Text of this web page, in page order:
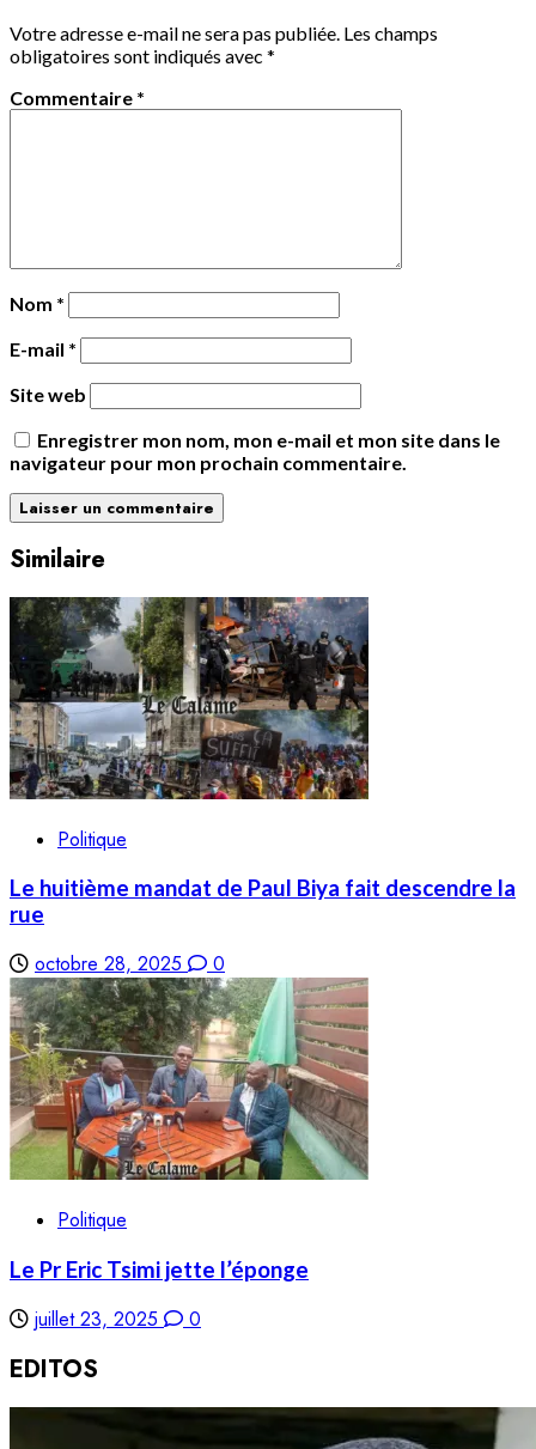
Votre adresse e-mail ne sera pas publiée. Les champs
obligatoires sont indiqués avec *
Commentaire *
Nom *
E-mail *
Site web
Enregistrer mon nom, mon e-mail et mon site dans le
navigateur pour mon prochain commentaire.
Similaire
Politique
Le huitième mandat de Paul Biya fait descendre la
rue
octobre 28, 2025 0
Politique
Le Pr Eric Tsimi jette l’éponge
juillet 23, 2025 0
EDITOS